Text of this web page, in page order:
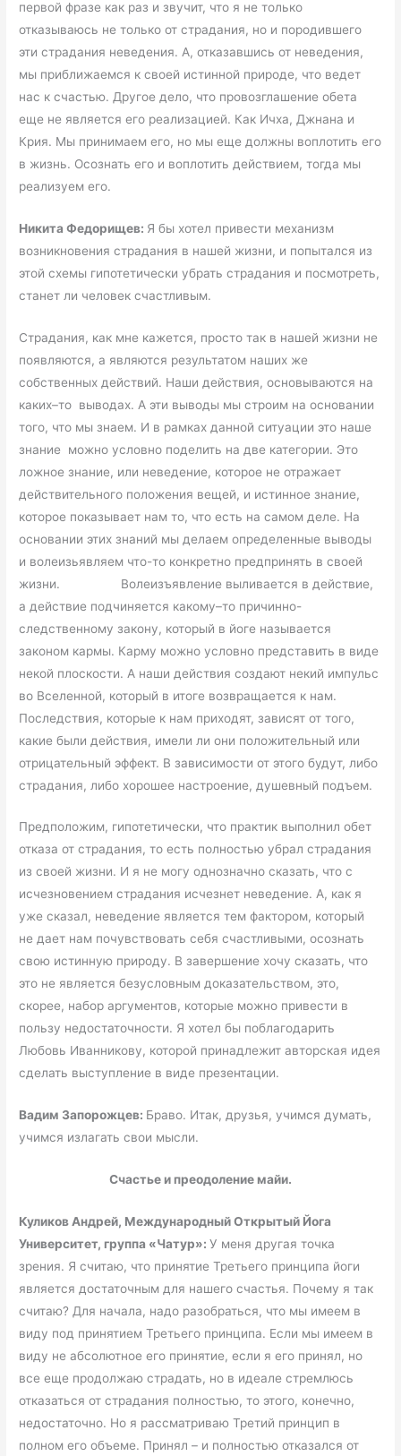
первой фразе как раз и звучит, что я не только
отказываюсь не только от страдания, но и породившего
эти страдания неведения. А, отказавшись от неведения,
мы приближаемся к своей истинной природе, что ведет
нас к счастью. Другое дело, что провозглашение обета
еще не является его реализацией. Как Ичха, Джнана и
Крия. Мы принимаем его, но мы еще должны воплотить его
в жизнь. Осознать его и воплотить действием, тогда мы
реализуем его.
Никита Федорищев: Я бы хотел привести механизм
возникновения страдания в нашей жизни, и попытался из
этой схемы гипотетически убрать страдания и посмотреть,
станет ли человек счастливым.
Страдания, как мне кажется, просто так в нашей жизни не
появляются, а являются результатом наших же
собственных действий. Наши действия, основываются на
каких–то выводах. А эти выводы мы строим на основании
того, что мы знаем. И в рамках данной ситуации это наше
знание можно условно поделить на две категории. Это
ложное знание, или неведение, которое не отражает
действительного положения вещей, и истинное знание,
которое показывает нам то, что есть на самом деле. На
основании этих знаний мы делаем определенные выводы
и волеизьявляем что-то конкретно предпринять в своей
жизни. Волеизъявление выливается в действие,
а действие подчиняется какому–то причинно-
следственному закону, который в йоге называется
законом кармы. Карму можно условно представить в виде
некой плоскости. А наши действия создают некий импульс
во Вселенной, который в итоге возвращается к нам.
Последствия, которые к нам приходят, зависят от того,
какие были действия, имели ли они положительный или
отрицательный эффект. В зависимости от этого будут, либо
страдания, либо хорошее настроение, душевный подъем.
Предположим, гипотетически, что практик выполнил обет
отказа от страдания, то есть полностью убрал страдания
из своей жизни. И я не могу однозначно сказать, что с
исчезновением страдания исчезнет неведение. А, как я
уже сказал, неведение является тем фактором, который
не дает нам почувствовать себя счастливыми, осознать
свою истинную природу. В завершение хочу сказать, что
это не является безусловным доказательством, это,
скорее, набор аргументов, которые можно привести в
пользу недостаточности. Я хотел бы поблагодарить
Любовь Иванникову, которой принадлежит авторская идея
сделать выступление в виде презентации.
Вадим Запорожцев: Браво. Итак, друзья, учимся думать,
учимся излагать свои мысли.
Счастье и преодоление майи.
Куликов Андрей, Международный Открытый Йога
Университет, группа «Чатур»:У меня другая точка
зрения. Я считаю, что принятие Третьего принципа йоги
является достаточным для нашего счастья. Почему я так
считаю? Для начала, надо разобраться, что мы имеем в
виду под принятием Третьего принципа. Если мы имеем в
виду не абсолютное его принятие, если я его принял, но
все еще продолжаю страдать, но в идеале стремлюсь
отказаться от страдания полностью, то этого, конечно,
недостаточно. Но я рассматриваю Третий принцип в
полном его объеме. Принял – и полностью отказался от